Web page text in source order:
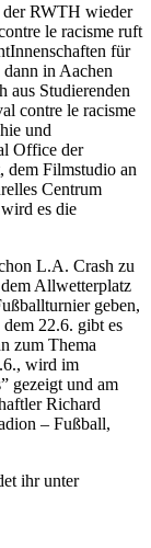
der RWTH wieder
le racisme ruft
für
in Aachen
aus Studierenden
contre le racisme
und
Office der
dem Filmstudio an
Centrum
es die
L.A. Crash zu
Allwetterplatz
geben,
22.6. gibt es
zum Thema
wird im
gezeigt und am
Richard
– Fußball,
ihr unter